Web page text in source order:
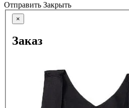
Отправить Закрыть
×
Заказ